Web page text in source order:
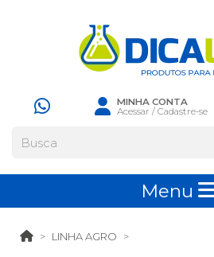
MINHA CONTA
Acessar /Cadastre-se
Menu
LINHA AGRO